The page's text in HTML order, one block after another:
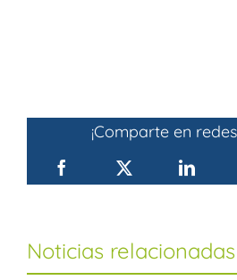
¡Comparte en